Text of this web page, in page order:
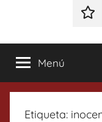
Menú
Etiqueta: